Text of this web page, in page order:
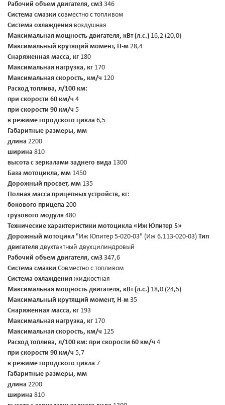
Рабочий объем двигателя, см3 346
Система смазки совместно с топливом
Система охлаждения воздушная
Максимальная мощность двигателя, кВт (л.с.) 16,2 (20,0)
Максимальный крутящий момент, Н-м 28,4
Снаряженная масса, кг 180
Максимальная нагрузка, кг 170
Максимальная скорость, км/ч 120
Расход топлива, л/100 км:
при скорости 60 км/ч 4
при скорости 90 км/ч 5
в режиме городского цикла 6,5
Габаритные размеры, мм
длина 2200
ширина 810
высота с зеркалами заднего вида 1300
База мотоцикла, мм 1450
Дорожный просвет, мм 135
Полная масса прицепных устройств, кг:
бокового прицепа 200
грузового модуля 480
Технические характеристики мотоцикла «Иж Юпитер 5»
Дорожный мотоцикл "Иж Юпитер 5-020-03" (Иж 6.113-020-03) Тип
двигателя двухтактный двухцилиндровый
Рабочий объем двигателя, см3 347,6
Система смазки Совместно с топливом
Система охлаждения жидкостная
Максимальная мощность двигателя, кВт (л.с.) 18,0 (24,5)
Максимальный крутящий момент, Н-м 35
Снаряженная масса, кг 193
Максимальная нагрузка, кг 170
Максимальная скорость, км/ч 125
Расход топлива, л/100 км: при скорости 60 км/ч 4
при скорости 90 км/ч 5,7
в режиме городского цикла 7
Габаритные размеры, мм
длина 2200
ширина 810